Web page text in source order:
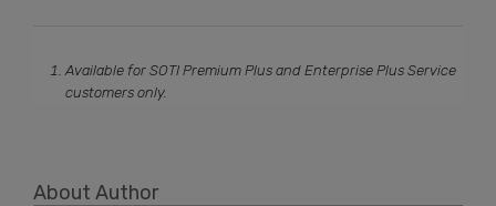
Available for SOTI Premium Plus and Enterprise Plus Service
customers only.
About Author